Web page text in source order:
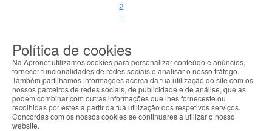
2
DDR
4
DDR
2
Política de cookies
Na Apronet utilizamos cookies para personalizar conteúdo e anúncios,
fornecer funcionalidades de redes sociais e analisar o nosso tráfego.
Também partilhamos informações acerca da tua utilização do site com os
nossos parceiros de redes sociais, de publicidade e de análise, que as
podem combinar com outras informações que lhes forneceste ou
recolhidas por estes a partir da tua utilização dos respetivos serviços.
Concordas com os nossos cookies se continuares a utilizar o nosso
website.